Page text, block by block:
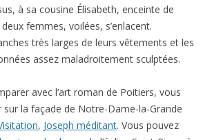
à sa cousine Élisabeth, enceinte de
femmes, voilées, s’enlacent.
très larges de leurs vêtements et les
assez maladroitement sculptées.
avec l’art roman de Poitiers, vous
sur la façade de Notre-Dame-la-Grande
, Joseph méditant. Vous pouvez